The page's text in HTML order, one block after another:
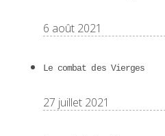
6 août 2021
Le combat des Vierges
27 juillet 2021